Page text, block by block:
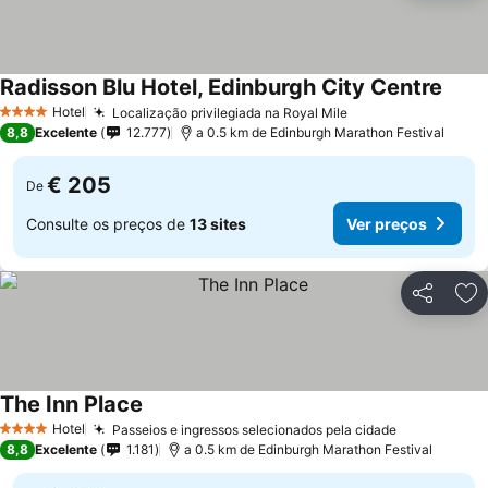
4 EstrelasHotel Localização privilegiada na Royal Mile
Radisson Blu Hotel, Edinburgh City Centre
8,8 Excelente 12.777 a 0.5 km de Edinburgh Marathon Festival
De € 205
Consulte os preços de 13 sites Ver preços
Partilhar
4 EstrelasHotel Passeios e ingressos selecionados pela cidade
The Inn Place
8,8 Excelente 1.181 a 0.5 km de Edinburgh Marathon Festival